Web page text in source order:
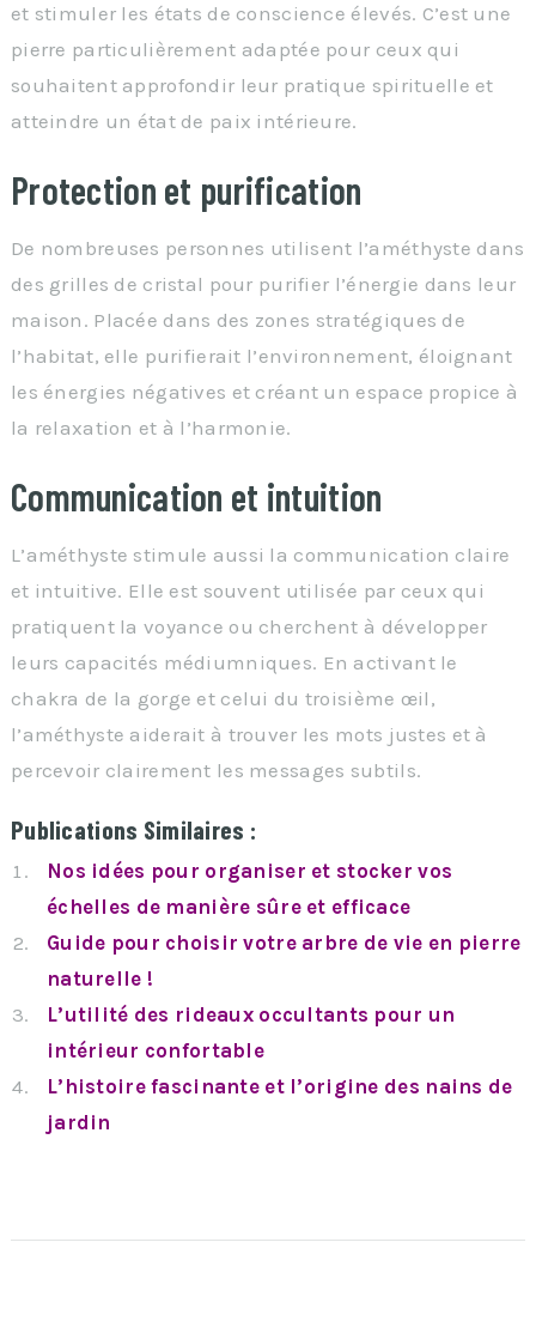
et stimuler les états de conscience élevés. C’est une
pierre particulièrement adaptée pour ceux qui
souhaitent approfondir leur pratique spirituelle et
atteindre un état de paix intérieure.
Protection et purification
De nombreuses personnes utilisent l’améthyste dans
des grilles de cristal pour purifier l’énergie dans leur
maison. Placée dans des zones stratégiques de
l’habitat, elle purifierait l’environnement, éloignant
les énergies négatives et créant un espace propice à
la relaxation et à l’harmonie.
Communication et intuition
L’améthyste stimule aussi la communication claire
et intuitive. Elle est souvent utilisée par ceux qui
pratiquent la voyance ou cherchent à développer
leurs capacités médiumniques. En activant le
chakra de la gorge et celui du troisième œil,
l’améthyste aiderait à trouver les mots justes et à
percevoir clairement les messages subtils.
Publications Similaires :
Nos idées pour organiser et stocker vos
échelles de manière sûre et efficace
Guide pour choisir votre arbre de vie en pierre
naturelle !
L’utilité des rideaux occultants pour un
intérieur confortable
L’histoire fascinante et l’origine des nains de
jardin